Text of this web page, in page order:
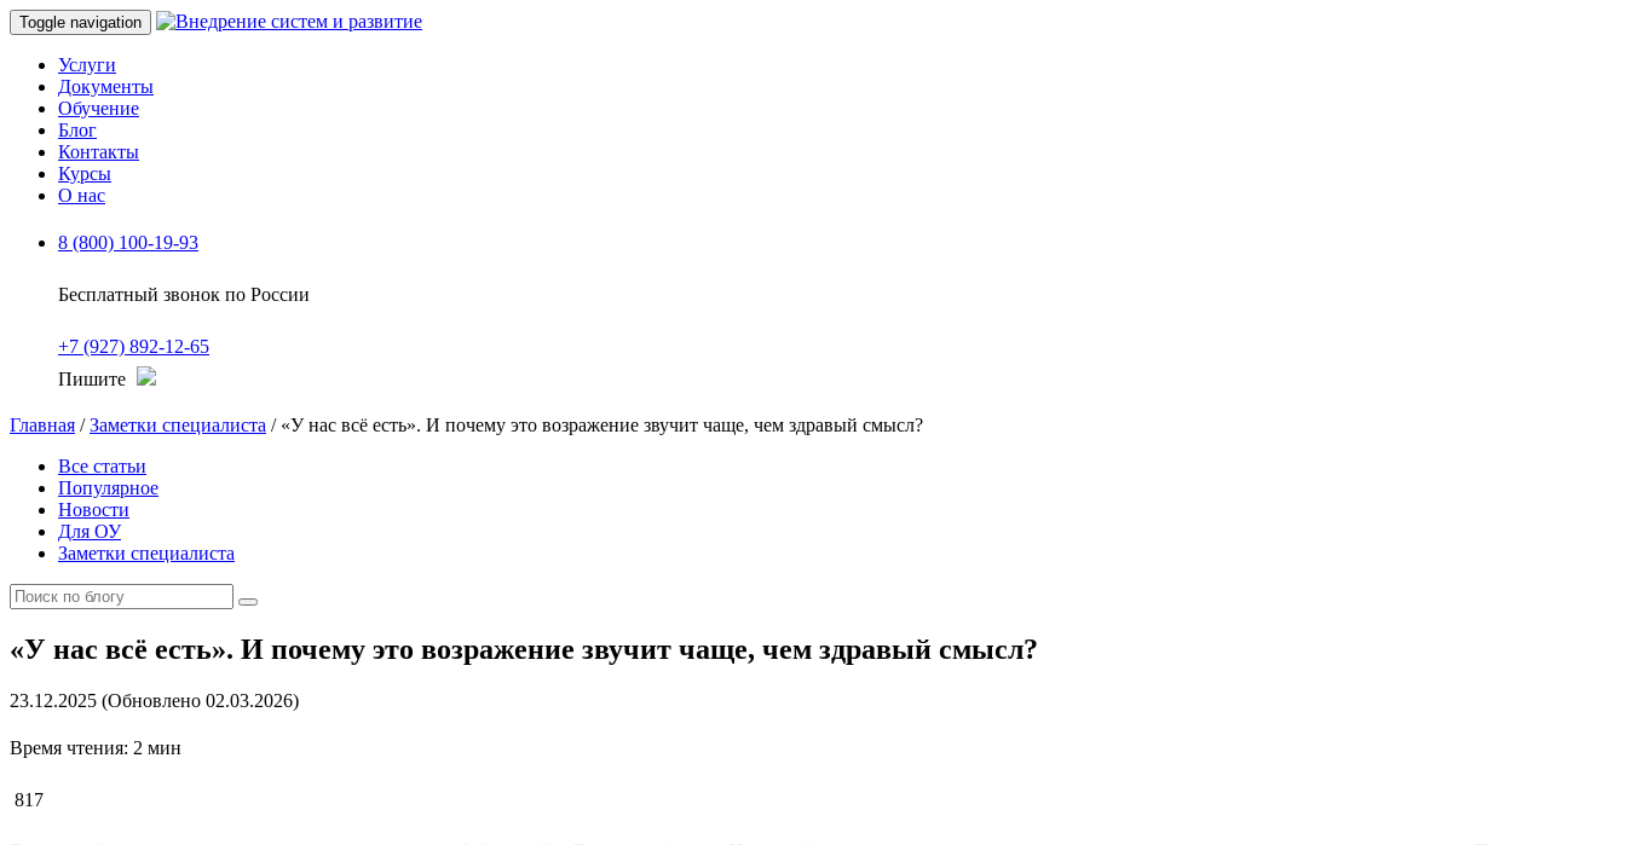
Toggle navigation
Услуги
Документы
Обучение
Блог
Контакты
Курсы
О нас
8 (800) 100-19-93
Бесплатный звонок по России
+7 (927) 892-12-65
Пишите
Главная /Заметки специалиста / «У нас всё есть». И почему это возражение звучит чаще, чем здравый смысл?
Все статьи
Популярное
Новости
Для ОУ
Заметки специалиста
«У нас всё есть». И почему это возражение звучит чаще, чем здравый смысл?
23.12.2025 (Обновлено 02.03.2026)
Время чтения: 2 мин
817